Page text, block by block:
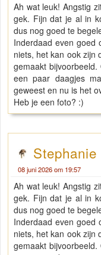
Ah wat leuk! Angstig
gek. Fijn dat je al in
dus nog goed te
Inderdaad even goed
niets, het kan ook zijn
gemaakt
een paar daagjes
geweest en nu is het
Heb je een foto? :)
Stephanie
08 juni 2026 om 19:57
Ah wat leuk! Angstig
gek. Fijn dat je al in
dus nog goed te
Inderdaad even goed
niets, het kan ook zijn
gemaakt